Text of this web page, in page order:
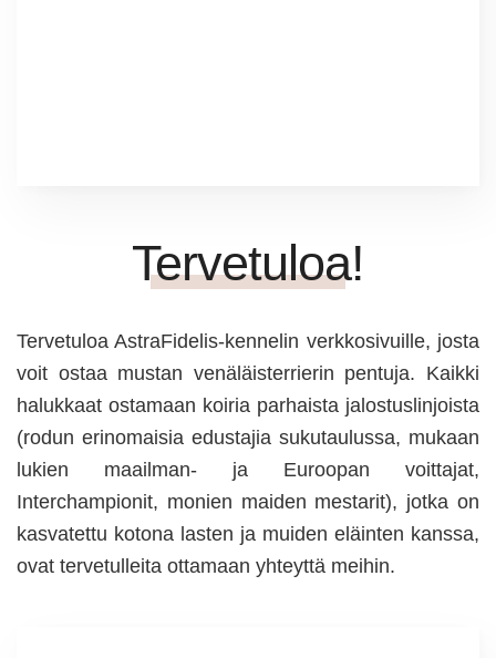
Tervetuloa!
Tervetuloa AstraFidelis-kennelin verkkosivuille, josta
voit ostaa mustan venäläisterrierin pentuja. Kaikki
halukkaat ostamaan koiria parhaista jalostuslinjoista
(rodun erinomaisia edustajia sukutaulussa, mukaan
lukien maailman- ja Euroopan voittajat,
Interchampionit, monien maiden mestarit), jotka on
kasvatettu kotona lasten ja muiden eläinten kanssa,
ovat tervetulleita ottamaan yhteyttä meihin.